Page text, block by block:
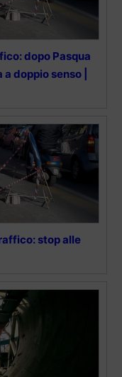
dopo Pasqua
doppio senso |
stop alle